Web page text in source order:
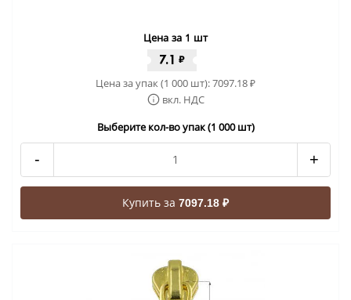
Цена за 1 шт
7.1 ₽
Цена за упак (1 000 шт):7097.18₽
вкл. НДС
Выберите кол-во упак (1 000 шт)
- +
Купить за 7097.18 ₽